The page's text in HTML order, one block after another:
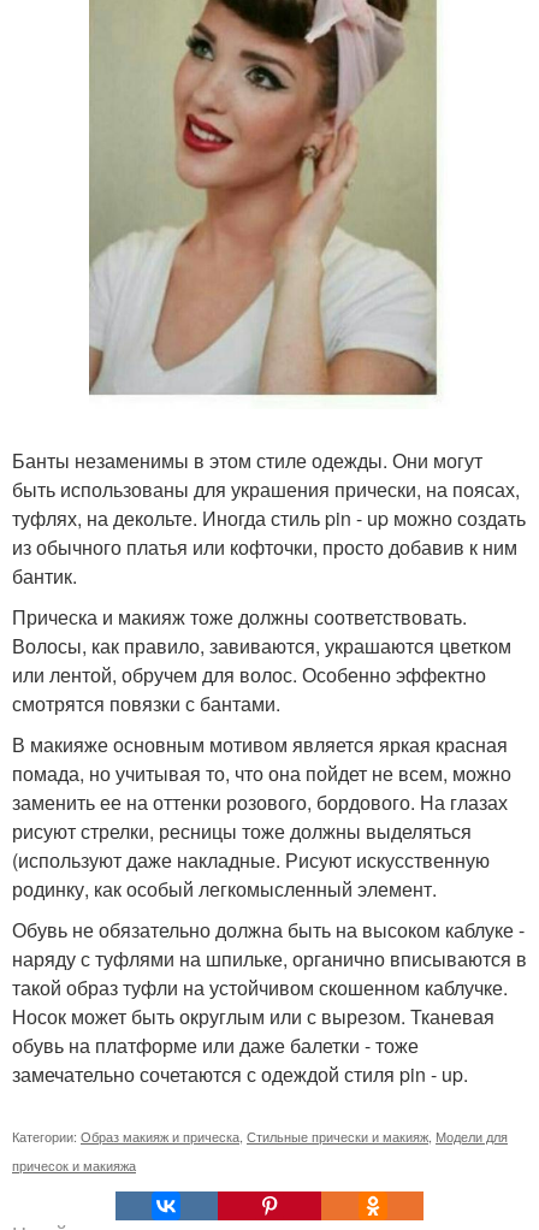
Банты незаменимы в этом стиле одежды. Они могут
быть использованы для украшения прически, на поясах,
туфлях, на декольте. Иногда стиль pin - up можно создать
из обычного платья или кофточки, просто добавив к ним
бантик.
Прическа и макияж тоже должны соответствовать.
Волосы, как правило, завиваются, украшаются цветком
или лентой, обручем для волос. Особенно эффектно
смотрятся повязки с бантами.
В макияже основным мотивом является яркая красная
помада, но учитывая то, что она пойдет не всем, можно
заменить ее на оттенки розового, бордового. На глазах
рисуют стрелки, ресницы тоже должны выделяться
(используют даже накладные. Рисуют искусственную
родинку, как особый легкомысленный элемент.
Обувь не обязательно должна быть на высоком каблуке -
наряду с туфлями на шпильке, органично вписываются в
такой образ туфли на устойчивом скошенном каблучке.
Носок может быть округлым или с вырезом. Тканевая
обувь на платформе или даже балетки - тоже
замечательно сочетаются с одеждой стиля pin - up.
Категории: Образ макияж и прическа Стильные прически и макияж Модели для
причесок и макияжа